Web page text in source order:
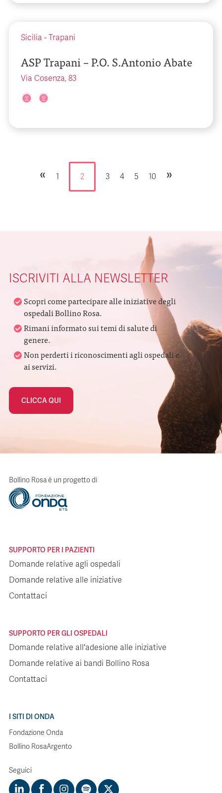
Sicilia - Trapani
ASP Trapani – P.O. S.Antonio Abate
Via Cosenza, 83
« 1 2 3 4 5 10 »
ISCRIVITI ALLA NEWSLETTER
Scopri come partecipare alle iniziative degli
ospedali Bollino Rosa.
Rimani informato sui temi di salute di
genere.
Non perderti i riconoscimenti agli ospedali e
ai servizi.
CLICCA QUI
Bollino Rosa è un progetto di
SUPPORTO PER I PAZIENTI
Domande relative agli ospedali
Domande relative alle iniziative
Contattaci
SUPPORTO PER GLI OSPEDALI
Domande relative all'adesione alle iniziative
Domande relative ai bandi Bollino Rosa
Contattaci
I SITI DI ONDA
Fondazione Onda
Bollino RosaArgento
Seguici